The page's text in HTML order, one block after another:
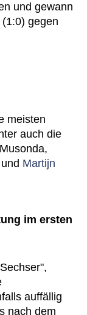
und gewann
gegen
meisten
auch die
Martijn
im ersten
auffällig
nach dem